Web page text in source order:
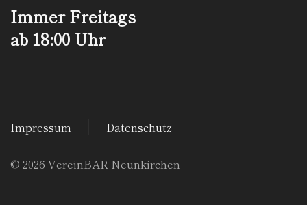
Immer Freitags
ab 18:00 Uhr
Impressum Datenschutz
© 2026 VereinBAR Neunkirchen